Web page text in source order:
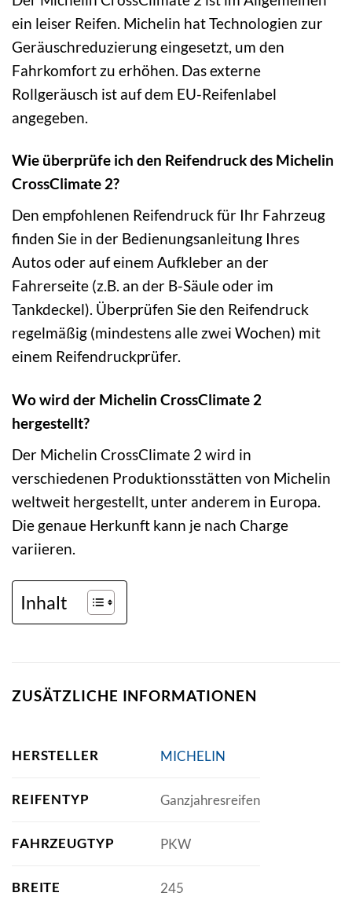
ein leiser Reifen. Michelin hat Technologien zur
Geräuschreduzierung eingesetzt, um den
Fahrkomfort zu erhöhen. Das externe
Rollgeräusch ist auf dem EU-Reifenlabel
angegeben.
Wie überprüfe ich den Reifendruck des Michelin
CrossClimate 2?
Den empfohlenen Reifendruck für Ihr Fahrzeug
finden Sie in der Bedienungsanleitung Ihres
Autos oder auf einem Aufkleber an der
Fahrerseite (z.B. an der B-Säule oder im
Tankdeckel). Überprüfen Sie den Reifendruck
regelmäßig (mindestens alle zwei Wochen) mit
einem Reifendruckprüfer.
Wo wird der Michelin CrossClimate 2
hergestellt?
Der Michelin CrossClimate 2 wird in
verschiedenen Produktionsstätten von Michelin
weltweit hergestellt, unter anderem in Europa.
Die genaue Herkunft kann je nach Charge
variieren.
Inhalt
ZUSÄTZLICHE INFORMATIONEN
HERSTELLER MICHELIN
REIFENTYP Ganzjahresreifen
FAHRZEUGTYP PKW
BREITE 245